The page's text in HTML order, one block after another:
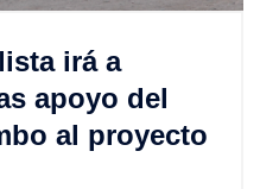
irá a
apoyo del
al proyecto